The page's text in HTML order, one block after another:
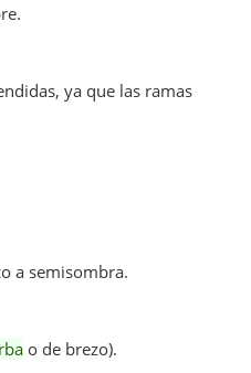
ya que las ramas
a semisombra.
o de brezo).